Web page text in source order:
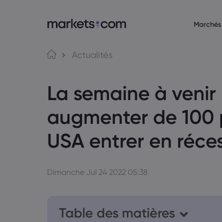
Marchés
Application
MT4
MT5
Bureaux mondiaux
Notre groupe
Récompenses et médias
Actualités
La semaine à
augmenter de 100
USA entrer en
Dimanche Jul 24 2022 05:38
Table des matières